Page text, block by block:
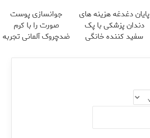
پایان دغدغه هزینه های
دندان پزشکی با پک
سفید کننده خانگی
جوانسازی پوست
صورت را با کرم
ضدچروک آلمانی تجربه